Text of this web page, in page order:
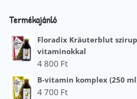
Termékajánló
Floradix Kräuterblut szirup
vitaminokkal
4 800 Ft
B-vitamin komplex (250
4 700 Ft